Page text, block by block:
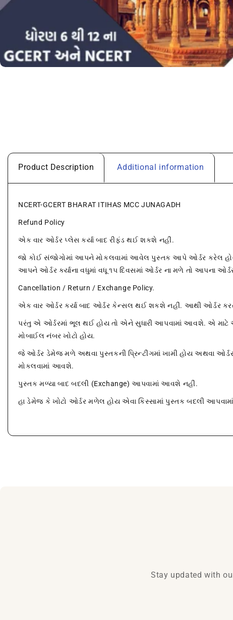
Product Description Additional information
NCERT-GCERT BHARAT ITIHAS MCC JUNAGADH
Refund Policy
એક વાર ઓર્ડર પ્લેસ કર્યા બાદ રીફંડ થઈ શકશે નહીં.
જો કોઈ સંજોગોમાં આપને મોકલવામાં આવેલ પુસ્તક આપે ઓર્ડર કરેલ
આપને ઓર્ડર કર્યાના વધુમાં વધૂ ૧૫ દિવસમાં ઓર્ડર ના મળે તો આપના
Cancellation / Return / Exchange Policy.
એક વાર ઓર્ડર કર્યા બાદ ઓર્ડર કેન્સલ થઈ શકશે નહીં. આથી ઓર્ડર
પરંતુ એ ઓર્ડરમાં ભૂલ થઈ હોય તો એને સુધારી આપવામાં આવશે. એ માટે
મોબાઈલ નંબર ખોટો હોય.
જે ઓર્ડર ડેમેજ મળે અથવા પુસ્તકની પ્રિન્ટીંગમાં ખામી હોય અથવા
મોકલવામાં આવશે.
પુસ્તક મળ્યા બાદ બદલી (Exchange) આપવામાં આવશે નહીં.
હા ડેમેજ કે ખોટો ઓર્ડર મળેલ હોય એવા કિસ્સામાં પુસ્તક બદલી
Stay updated with